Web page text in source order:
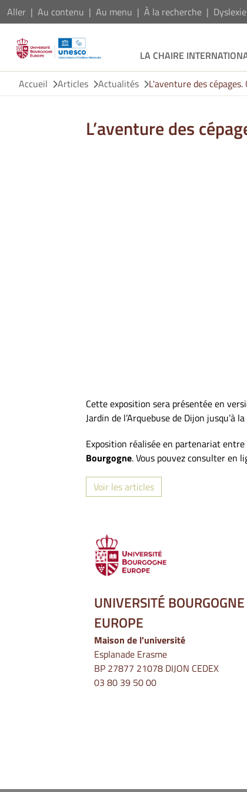
Aller Au contenu Au menu À la recherche Dyslexie
LA CHAIRE
Accueil
Articles Actualités L'aventure des
L’aventure des
Cette exposition sera présentée en
Jardin de l’Arquebuse de Dijon jusqu’à
Exposition réalisée en partenariat entre
Bourgogne. Vous pouvez consulter en
Voir les articles
UNIVERSITÉ BOURGOGNE
EUROPE
Maison de l'université
Esplanade Erasme
BP 27877 21078 DIJON CEDEX
03 80 39 50 00